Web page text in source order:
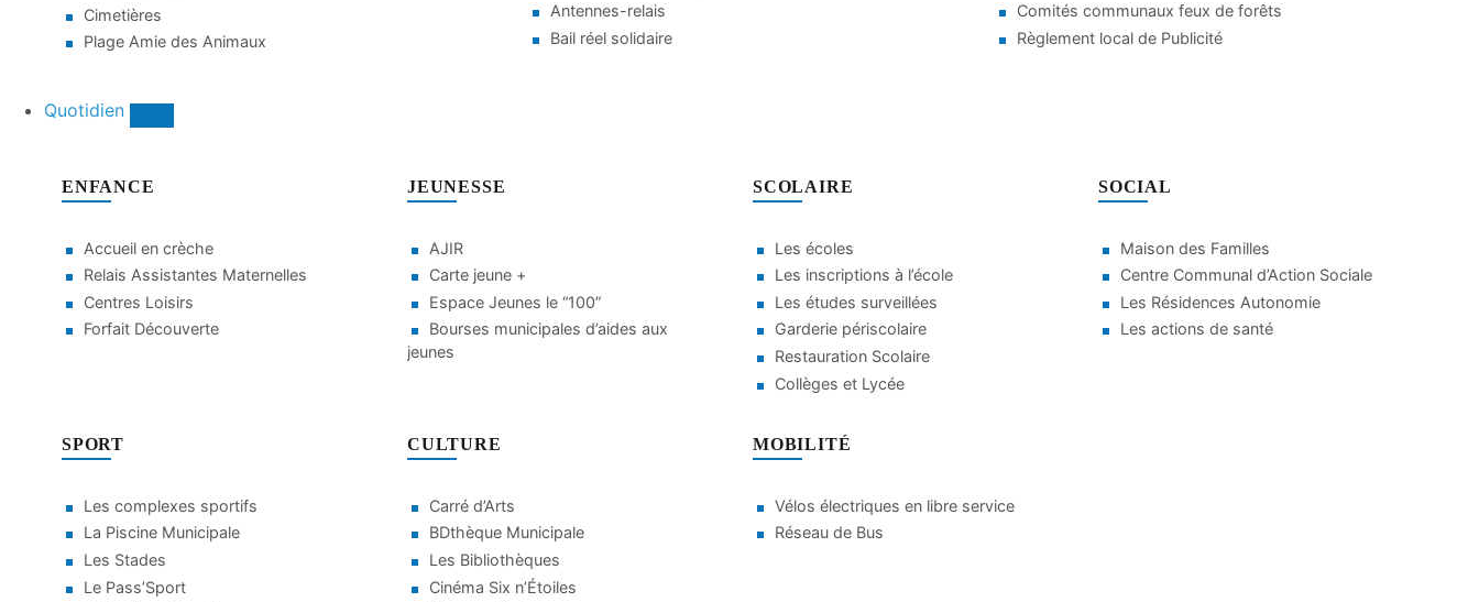
Cimetières
Plage Amie des Animaux
Antennes-relais
Bail réel solidaire
Comités communaux feux de forêts
Règlement local de Publicité
Quotidien
ENFANCE
Accueil en crèche
Relais Assistantes Maternelles
Centres Loisirs
Forfait Découverte
JEUNESSE
AJIR
Carte jeune +
Espace Jeunes le “100”
Bourses municipales d’aides aux
jeunes
SCOLAIRE
Les écoles
Les inscriptions à l’école
Les études surveillées
Garderie périscolaire
Restauration Scolaire
Collèges et Lycée
SOCIAL
Maison des Familles
Centre Communal d’Action Sociale
Les Résidences Autonomie
Les actions de santé
SPORT
Les complexes sportifs
La Piscine Municipale
Les Stades
Le Pass’Sport
CULTURE
Carré d’Arts
BDthèque Municipale
Les Bibliothèques
Cinéma Six n’Étoiles
MOBILITÉ
Vélos électriques en libre service
Réseau de Bus